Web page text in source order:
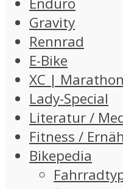
Gravity
Rennrad
E-Bike
XC | Marathon
Lady-Special
Literatur /
Fitness /
Bikepedia